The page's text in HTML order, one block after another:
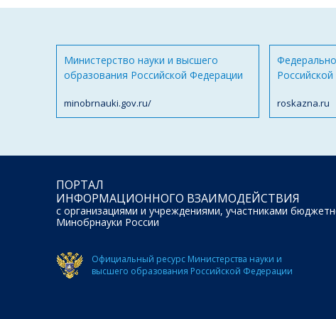
Министерство науки и высшего
образования Российской Федерации
minobrnauki.gov.ru/ roskazna.ru
ПОРТАЛ
ИНФОРМАЦИОННОГО ВЗАИМОДЕЙСТВИЯ
с организациями и учреждениями, участниками
Минобрнауки России
Официальный ресурс Министерства науки и
высшего образования Российской Федерации